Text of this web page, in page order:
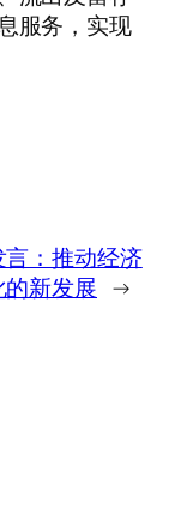
服务，实现
言：推动经济
新发展 →